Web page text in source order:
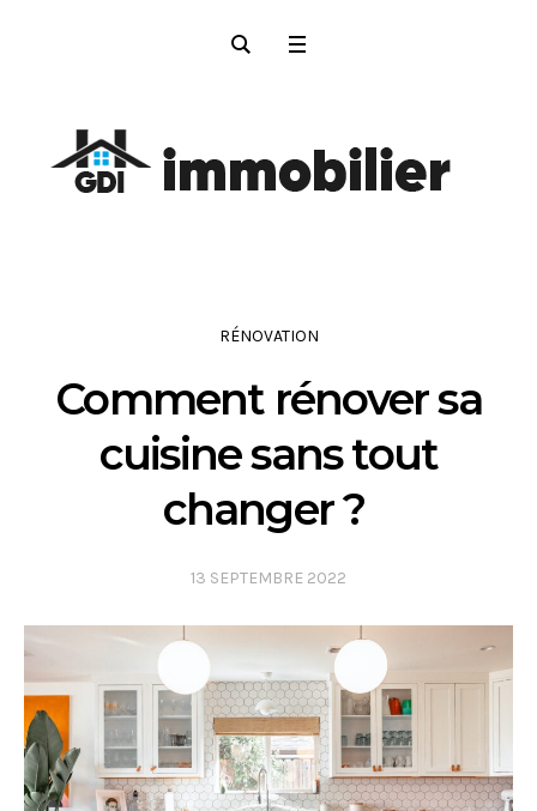
RÉNOVATION
Comment rénover sa
cuisine sans tout
changer ?
13 SEPTEMBRE 2022